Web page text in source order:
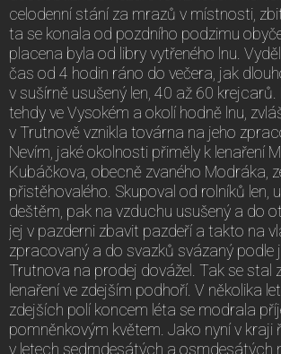
celodenní stání za mrazů v místnosti,
ta se konala od pozdního podzimu
placena byla od libry vytřeného lnu.
čas od 4 hodin ráno do večera, jak
v sušírně usušený len, 40 až 60
tehdy ve Vysokém a okolí hodně lnu,
v Trutnově vznikla továrna na jeho
Nevím, jaké okolnosti přiměly k lenaření
Kubáčkova, obecně zvaného Modráka,
přistěhovalého. Skupoval od rolníků len,
deštěm, pak na vzduchu usušený a do
jej v pazderni zbavit pazdeří a takto na
zpracovaný a do svazků svázaný podle
Trutnova na prodej dovážel. Tak se stal
lenaření ve zdejším podhoří. V několika
zdejších polí koncem léta se modrala
pomněnkovým květem. Jako nyní v kraji
v letech sedmdesátých a osmdesátých